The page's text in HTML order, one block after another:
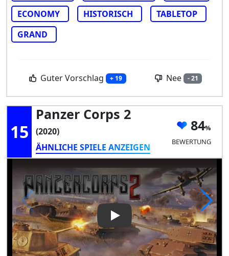
ECONOMY
HISTORISCH
TABLETOP
GRAND
Guter Vorschlag + 19 Nee - 21
15
Panzer Corps 2
(2020)
ÄHNLICHE SPIELE ANZEIGEN
84
BEWERTUNG
Play Video: Panzer Corps 2